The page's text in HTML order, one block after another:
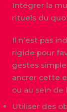
Intégrer la
rituels du
Il n’est pas
rigide pour
gestes
ancrer cette
ou au sein de
Utiliser des